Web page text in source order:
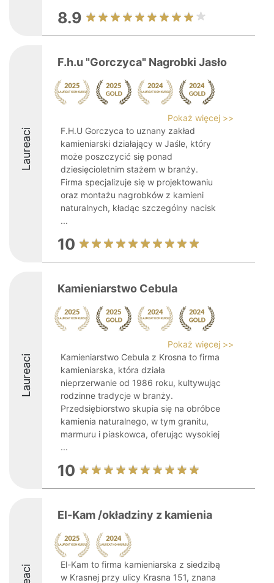
8.9
Laureaci
F.h.u "Gorczyca" Nagrobki Jasło
Pokaż więcej >>
F.H.U Gorczyca to uznany zakład
kamieniarski działający w Jaśle, który
może poszczycić się ponad
dziesięcioletnim stażem w branży.
Firma specjalizuje się w projektowaniu
oraz montażu nagrobków z kamieni
naturalnych, kładąc szczególny nacisk
...
10
Laureaci
Kamieniarstwo Cebula
Pokaż więcej >>
Kamieniarstwo Cebula z Krosna to firma
kamieniarska, która działa
nieprzerwanie od 1986 roku, kultywując
rodzinne tradycje w branży.
Przedsiębiorstwo skupia się na obróbce
kamienia naturalnego, w tym granitu,
marmuru i piaskowca, oferując wysokiej
...
10
El-Kam /okładziny z kamienia
El-Kam to firma kamieniarska z siedzibą
w Krasnej przy ulicy Krasna 151, znana